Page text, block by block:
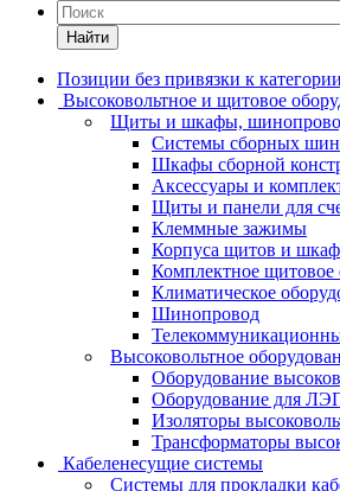
Найти
Позиции без привязки к категории
Высоковольтное и щитовое
Щиты и шкафы,
Системы сборных шин
Шкафы сборной
Аксессуары и
Щиты и панели для
Клеммные зажимы
Корпуса щитов и
Комплектное щитовое
Климатическое
Шинопровод
Высоковольтное
Оборудование
Оборудование для
Изоляторы
Трансформаторы
Кабеленесущие системы
Системы для прокладки